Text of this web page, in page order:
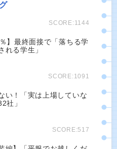
SCORE:1144
】最終面接で「落ちる学
れる学生」
SCORE:1091
い！「実は上場していな
社」
SCORE:517